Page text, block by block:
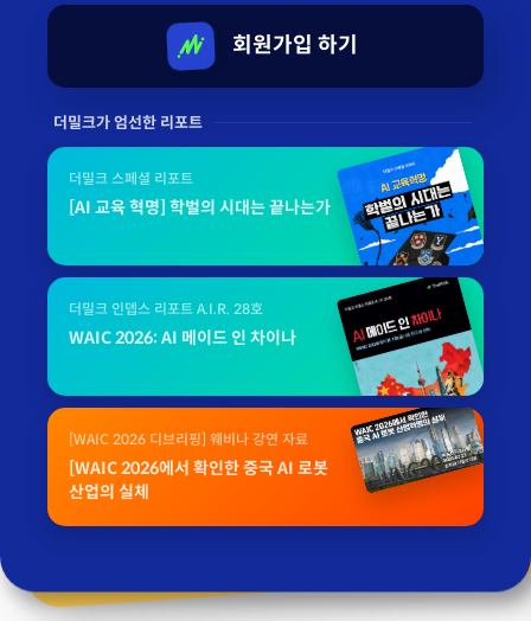
회원가입 하기
더밀크가 엄선한 리포트
더밀크 스페셜 리포트
[AI 교육 혁명] 학벌의 시대는 끝나는가
더밀크 인뎁스 리포트 A.I.R. 28호
WAIC 2026: AI 메이드 인 차이나
[WAIC 2026 디브리핑] 웨비나 강연 자료
[WAIC 2026에서 확인한 중국 AI 로봇
산업의 실체